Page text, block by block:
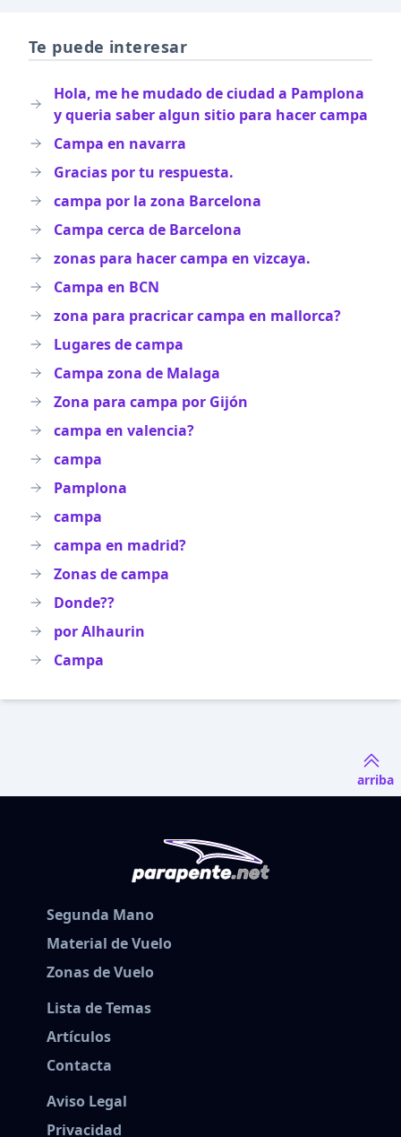
Te puede interesar
Hola, me he mudado de ciudad a Pamplona
y queria saber algun sitio para hacer campa
Campa en navarra
Gracias por tu respuesta.
campa por la zona Barcelona
Campa cerca de Barcelona
zonas para hacer campa en vizcaya.
Campa en BCN
zona para pracricar campa en mallorca?
Lugares de campa
Campa zona de Malaga
Zona para campa por Gijón
campa en valencia?
campa
Pamplona
campa
campa en madrid?
Zonas de campa
Donde??
por Alhaurin
Campa
arriba
Segunda Mano
Material de Vuelo
Zonas de Vuelo
Lista de Temas
Artículos
Contacta
Aviso Legal
Privacidad